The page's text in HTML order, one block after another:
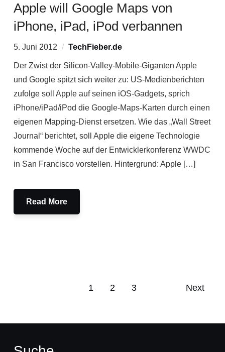
Apple will Google Maps von
iPhone, iPad, iPod verbannen
5. Juni 2012 TechFieber.de
Der Zwist der Silicon-Valley-Mobile-Giganten Apple
und Google spitzt sich weiter zu: US-Medienberichten
zufolge soll Apple auf seinen iOS-Gadgets, sprich
iPhone/iPad/iPod die Google-Maps-Karten durch einen
eigenen Mapping-Dienst ersetzen. Wie das „Wall Street
Journal“ berichtet, soll Apple die eigene Technologie
kommende Woche auf der Entwicklerkonferenz WWDC
in San Francisco vorstellen. Hintergrund: Apple […]
Read More
1 2 3 Next